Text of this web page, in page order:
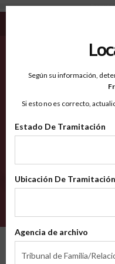
Broward
Según su información,
Si esto no es correcto,
Estado De Tramitación
Tramitación
Ubicación De Tramitación
Tramitación
Agencia de archivo
Tribunal de Familia/
de